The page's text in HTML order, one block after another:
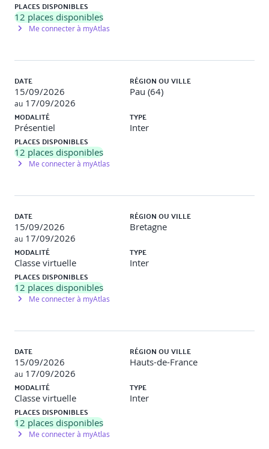
S4 – Construire une interface utilisateur fluide et
performante
tailles écran.
Composants de base React Native (View, Text, Image,
etc.)
Mise en page avec Flexbox
Styling et thèmes
Exemples de travaux pratiques : les participants mettent en
formateur et testent leur production à l’aide d’émulateurs
Jour 3
S5 – Utiliser les principaux composants et les API natives
proposées par React Native
A l’issue de cette séquence, vous êtes capable d’intégrer les
composants et API natives pour enrichir votre application.
Accès aux API natives (Appareil photo,
Intégration de modules externes
Exemples de travaux pratiques : les participants accèdent
nativement aux sous-systèmes des appareils mobiles soit
directement sur leur téléphone soit par l’intermédiaire d’un
émulateur.
S6 – Mettre en pratique l’ensemble des acquis
PLACES DISPONIBLES
12 places disponibles
Me connecter à myAtlas
DATE
15/09/2026
au 17/09/2026
RÉGION OU VILLE
Pau (64)
MODALITÉ
Présentiel
TYPE
Inter
PLACES DISPONIBLES
12 places disponibles
Me connecter à myAtlas
DATE
15/09/2026
au 17/09/2026
RÉGION OU VILLE
Bretagne
MODALITÉ
Classe virtuelle
TYPE
Inter
PLACES DISPONIBLES
12 places disponibles
Me connecter à myAtlas
DATE
15/09/2026
au 17/09/2026
RÉGION OU VILLE
Hauts-de-France
MODALITÉ
Classe virtuelle
TYPE
Inter
PLACES DISPONIBLES
12 places disponibles
Me connecter à myAtlas